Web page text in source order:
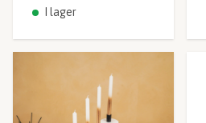
I lager